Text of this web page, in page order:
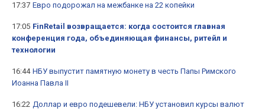
17:37 Евро подорожал на межбанке на 22 копейки
17:05 FinRetail возвращается: когда состоится главная
конференция года, объединяющая финансы, ритейл и
технологии
16:44 НБУ выпустит памятную монету в честь Папы Римского
Иоанна Павла II
16:22 Доллар и евро подешевели: НБУ установил курсы валют